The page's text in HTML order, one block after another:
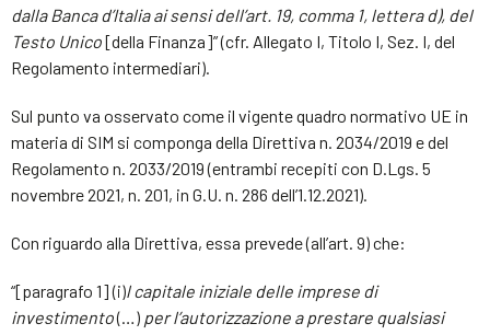
dalla Banca d’Italia ai sensi dell’art. 19, comma 1, lettera d), del
Testo Unico[della Finanza]” (cfr. Allegato I, Titolo I, Sez. I, del
Regolamento intermediari).
Sul punto va osservato come il vigente quadro normativo UE in
materia di SIM si componga della Direttiva n. 2034/2019 e del
Regolamento n. 2033/2019 (entrambi recepiti con D.Lgs. 5
novembre 2021, n. 201, in G.U. n. 286 dell’1.12.2021).
Con riguardo alla Direttiva, essa prevede (all’art. 9) che:
“[paragrafo 1] (i)l capitale iniziale delle imprese di
investimento(…) per l’autorizzazione a prestare qualsiasi